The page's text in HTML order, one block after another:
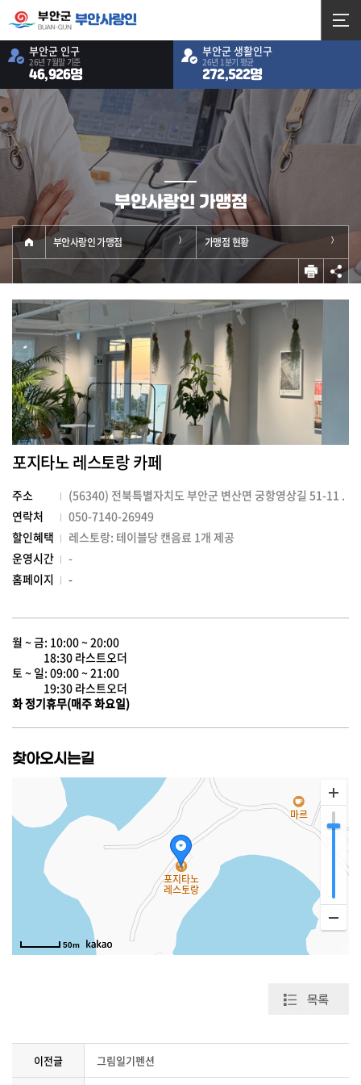
부안사랑인
부안군 인구
26년 7월말 기준
46,926명
부안군 생활인구
26년 1분기 평균
272,522명
부안사랑인 가맹점
부안사랑인 가맹점 가맹점 현황
포지타노 레스토랑 카페
주소
(56340) 전북특별자치도 부안군 변산면 궁항영상길 51-11 .
연락처
050-7140-26949
할인혜택
레스토랑: 테이블당 캔음료 1개 제공
운영시간
-
홈페이지
-
월 ~ 금: 10:00 ~ 20:00
18:30 라스트오더
토 ~ 일: 09:00 ~ 21:00
19:30 라스트오더
화 정기휴무(매주 화요일)
찾아오시는길
50m
이전글 그림일기펜션